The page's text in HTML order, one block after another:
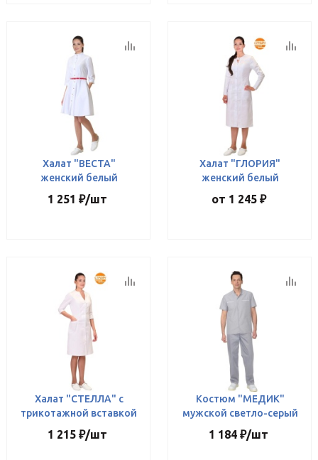
Халат "ВЕСТА"
женский белый
1 251 ₽/шт
Халат "ГЛОРИЯ"
женский белый
от 1 245 ₽
Халат "СТЕЛЛА" с
трикотажной вставкой
1 215 ₽/шт
Костюм "МЕДИК"
мужской светло-серый
1 184 ₽/шт